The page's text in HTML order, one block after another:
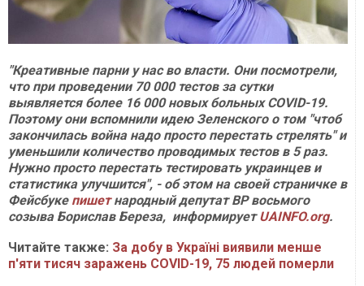
"Креативные парни у нас во власти. Они посмотрели,
что при проведении 70 000 тестов за сутки
выявляется более 16 000 новых больных COVID-19.
Поэтому они вспомнили идею Зеленского о том "чтоб
закончилась война надо просто перестать стрелять" и
уменьшили количество проводимых тестов в 5 раз.
Нужно просто перестать тестировать украинцев и
статистика улучшится", - об этом на своей страничке в
Фейсбуке пишетнародный депутат ВР восьмого
созыва Борислав Береза, информируетUAINFO.org.
Читайте также: За добу в Україні виявили менше
п'яти тисяч заражень COVID-19, 75 людей померли